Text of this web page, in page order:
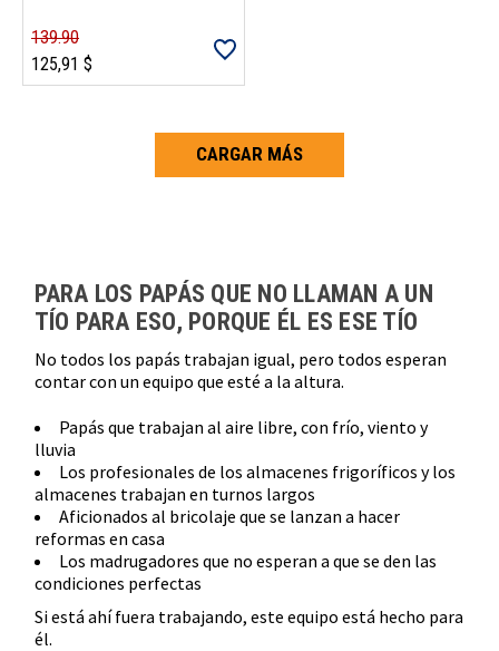
139.90
125,91 $
CARGAR MÁS
PARA LOS PAPÁS QUE NO LLAMAN A UN
TÍO PARA ESO, PORQUE ÉL ES ESE TÍO
No todos los papás trabajan igual, pero todos esperan
contar con un equipo que esté a la altura.
Papás que trabajan al aire libre, con frío, viento y
lluvia
Los profesionales de los almacenes frigoríficos y los
almacenes trabajan en turnos largos
Aficionados al bricolaje que se lanzan a hacer
reformas en casa
Los madrugadores que no esperan a que se den las
condiciones perfectas
Si está ahí fuera trabajando, este equipo está hecho para
él.